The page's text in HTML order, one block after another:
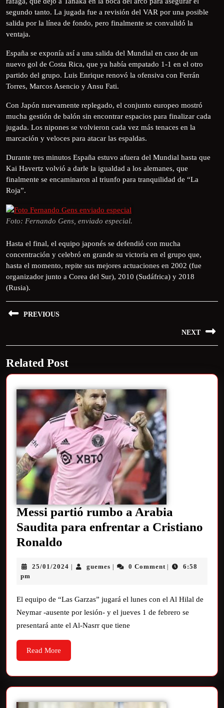
segundo tanto. La jugada fue a revisión del VAR por una posible
salida por la línea de fondo, pero finalmente se convalidó la
ventaja.
España se exponía así a una salida del Mundial en caso de un
nuevo gol de Costa Rica, que ya había empatado 1-1 en el otro
partido del grupo. Luis Enrique renovó la ofensiva con Ferrán
Torres, Marcos Asencio y Ansu Fati.
Con Japón nuevamente replegado, el conjunto europeo mostró
mucha gestión de balón sin encontrar espacios para finalizar cada
jugada. Los nipones se volvieron cada vez más tenaces en la
marcación y veloces para atacar las espaldas.
Durante tres minutos España estuvo afuera del Mundial hasta que
Kai Havertz volvió a darle la igualdad a los alemanes, que
finalmente se encaminaron al triunfo para tranquilidad de “La
Roja”.
Foto: Fernando Gens, enviado especial.
Hasta el final, el equipo japonés se defendió con mucha
concentración y celebró en grande su victoria en el grupo que,
hasta el momento, repite sus mejores actuaciones en 2002 (fue
organizador junto a Corea del Sur), 2010 (Sudáfrica) y 2018
(Rusia).
PREVIOUS
NEXT
Related Post
Messi partió rumbo a Arabia
Saudita para enfrentar a Cristiano
Ronaldo
25/01/2024 guemes 0 Comment
6:58
pm
El equipo de “Las Garzas” jugará el lunes con el Al Hilal de
Neymar -ausente por lesión- y el jueves 1 de febrero se
presentará ante el Al-Nasrr que tiene
Read More